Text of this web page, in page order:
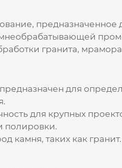
гранита,
для
для крупных
полировки.
камня, таких как гранит.